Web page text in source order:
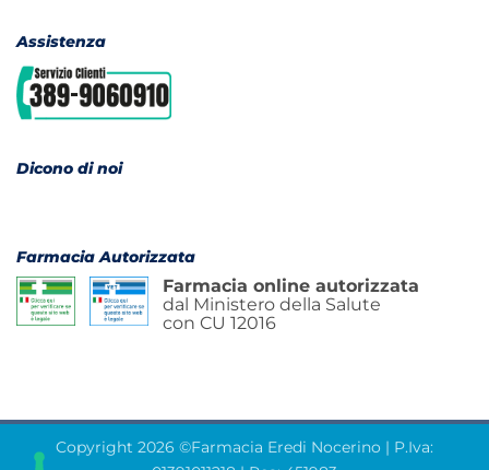
Assistenza
Dicono di noi
Farmacia Autorizzata
Farmacia online autorizzata
dal Ministero della Salute
con CU 12016
Copyright 2026 ©Farmacia Eredi Nocerino | P.Iva: